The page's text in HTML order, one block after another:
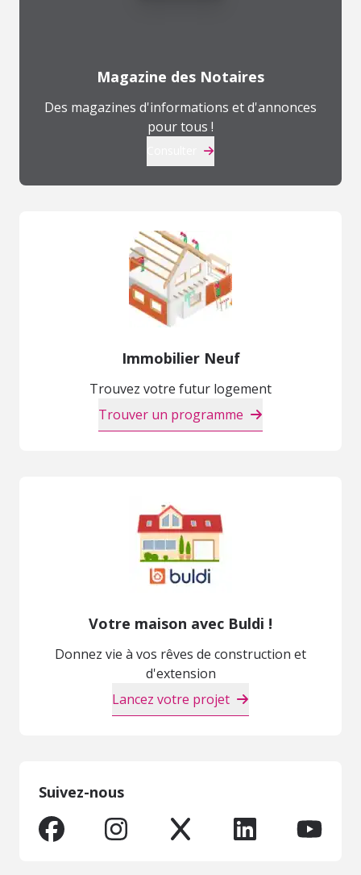
Magazine des Notaires
Des magazines d'informations et d'annonces
pour tous !
Immobilier Neuf
Trouvez votre futur logement
Trouver un programme
Votre maison avec Buldi !
Donnez vie à vos rêves de construction et
d'extension
Lancez votre projet
Suivez-nous